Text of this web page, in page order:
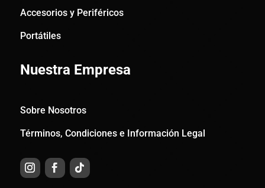
Accesorios y Periféricos
Portátiles
Nuestra Empresa
Sobre Nosotros
Términos, Condiciones e Información Legal